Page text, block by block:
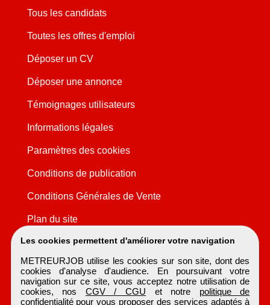
Les cookies permettent d'améliorer votre navigation
METREURJOB utilise les cookies sur son site, dont des
cookies d'analyse d'audience. En poursuivant votre
navigation sur ce site, vous acceptez notre utilisation de
cookies, nos CGV / CGU et notre politique de
confidentialitépour vous proposer des services adaptés à
Tous les candidats
Toutes les offres d'emploi
Déposer un CV
Déposer une annonce
Témoignages utilisateurs
Informations légales
Paramètres des cookies
Conditions de publication
Conditions Générales de Vente
Plan du site